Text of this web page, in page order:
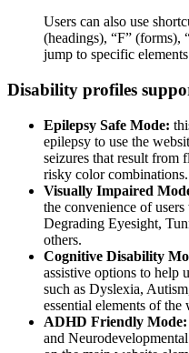
Users can also use
(headings), “F” (forms),
jump to specific
Disability profiles
Epilepsy Safe Mode:
epilepsy to use the
seizures that result from
risky color combinations.
Visually Impaired
the convenience of
Degrading Eyesight,
others.
Cognitive Disability
assistive options to help
such as Dyslexia,
essential elements of the
ADHD Friendly Mode:
and